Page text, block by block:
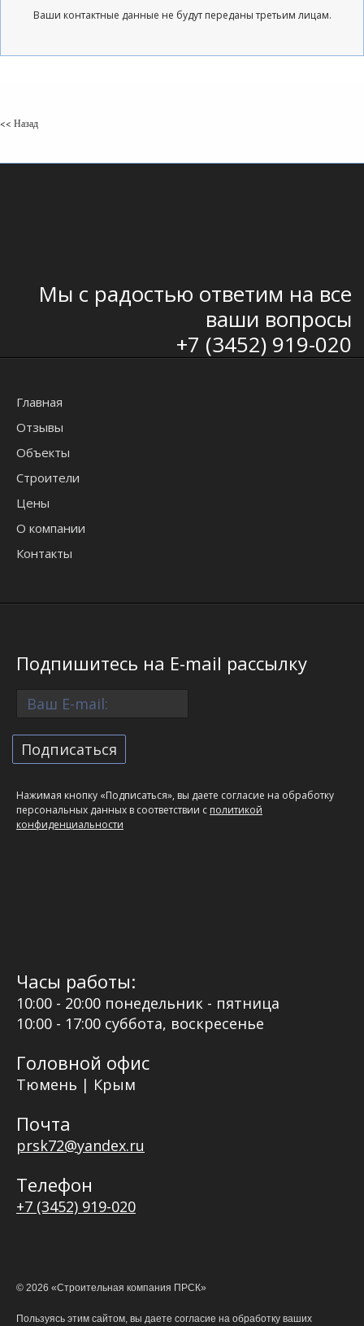
Ваши контактные данные не будут переданы третьим лицам.
<< Назад
Мы с радостью ответим на все
ваши вопросы
+7 (3452) 919-020
Главная
Отзывы
Объекты
Строители
Цены
О компании
Контакты
Подпишитесь на E-mail рассылку
Нажимая кнопку «Подписаться», вы даете согласие на обработку
персональных данных в соответствии с политикой
конфиденциальности
Часы работы:
10:00 - 20:00 понедельник - пятница
10:00 - 17:00 суббота, воскресенье
Головной офис
Тюмень | Крым
Почта
prsk72@yandex.ru
Телефон
+7 (3452) 919-020
© 2026 «Строительная компания ПРСК»
Пользуясь этим сайтом, вы даете согласие на обработку ваших